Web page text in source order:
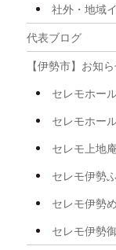
2025年8月
2025年7月
2025年2月
2025年1月
社外・地域
代表ブログ
【伊勢市】お知
セレモホー
セレモホー
セレモ上地庵
セレモ伊勢
セレモ伊勢
セレモ伊勢